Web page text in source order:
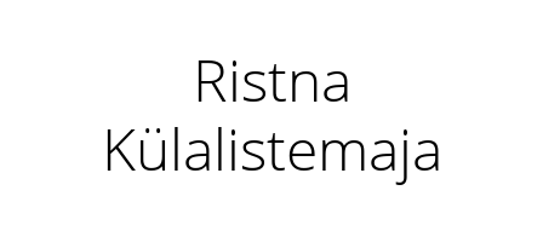
Ristna
Külalistemaja